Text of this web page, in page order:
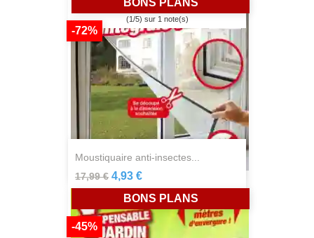
(1/5) sur 1 note(s)
moustiquaire anti-insectes...
17,99 €
-72%
4,93 €
-45%
BONS PLANS